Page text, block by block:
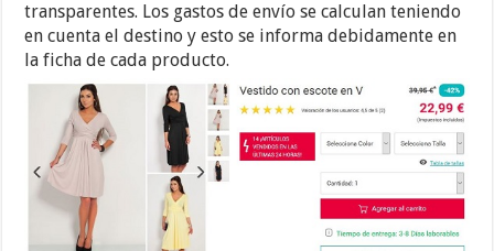
transparentes. Los gastos de envío se calculan teniendo
en cuenta el destino y esto se informa debidamente en
la ficha de cada producto.